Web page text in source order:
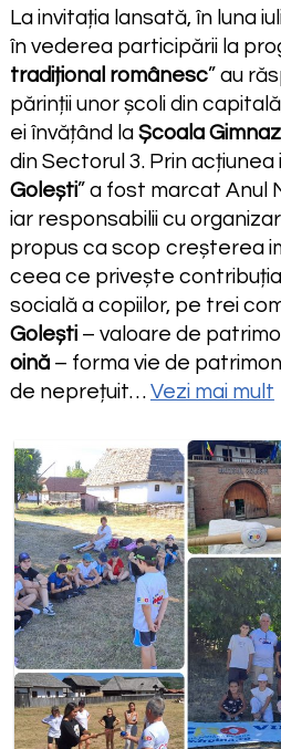
BIBLIOTECĂ
EDUCAȚIE
PROGRAME NAȚIONALE
MULTISPORT
MEDIA
TINERET
PROIECTE
PARTENERI
La invitația lansată, în luna
în vederea participării la
tradițional românesc” au
părinții unor școli din
ei învățând la Școala
din Sectorul 3. Prin acțiunea
Golești” a fost marcat Anul
iar responsabilii cu
propus ca scop creșterea
ceea ce privește
socială a copiilor, pe trei
Golești– valoare de
oină– forma vie de
de neprețuit… Vezi mai mult